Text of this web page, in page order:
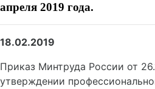
апреля 2019 года.
18.02.2019
Приказ Минтруда России от
утверждении